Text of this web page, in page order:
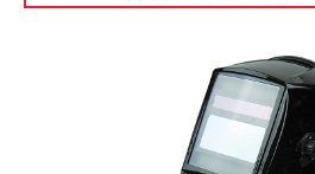
Как правильно выбрать генератор?
СВАРОЧНЫЕ АППАРАТЫ
Аппараты контактной сварки